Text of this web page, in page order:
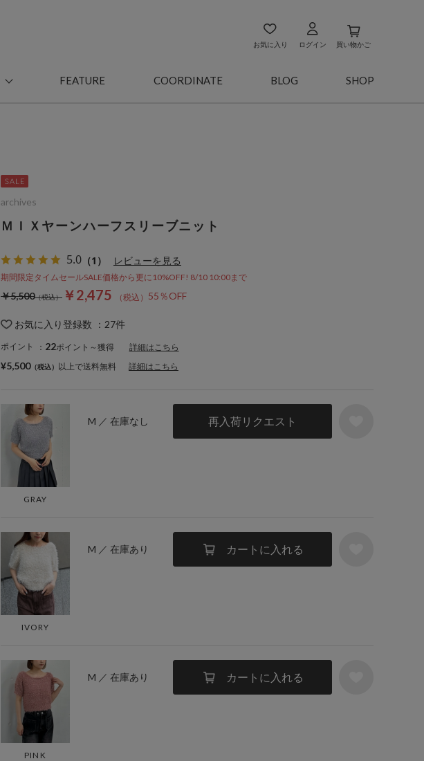
お気に入り ログイン 買い物かご
FEATURE COORDINATE BLOG SHOP
ＭＩＸヤーンハーフスリーブニット
5.0 （1） レビューを見る
期間限定タイムセールSALE価格から更に10%OFF! 8/10 10:00まで
￥2,475 55％OFF
￥5,500
お気に入り登録数 ： 27件
ポイント ： 22ポイント～獲得 詳細はこちら
GRAY
M ／ 在庫なし 再入荷リクエスト
IVORY
M ／ 在庫あり カートに入れる
PINK
M ／ 在庫あり カートに入れる
archives
¥5,500 以上で送料無料 詳細はこちら